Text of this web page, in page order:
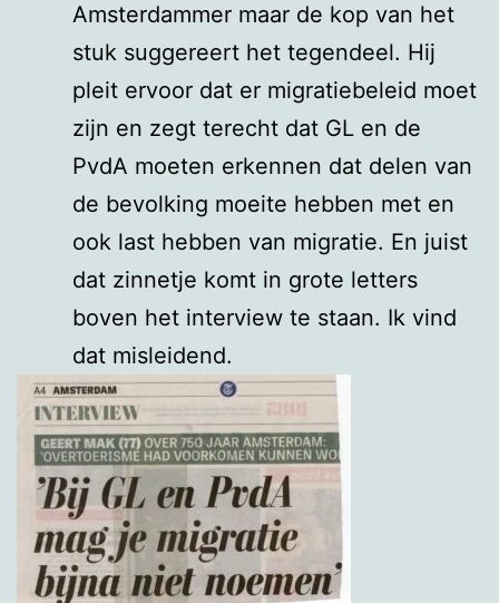
Amsterdammer maar de kop van het
stuk suggereert het tegendeel. Hij
pleit ervoor dat er migratiebeleid moet
zijn en zegt terecht dat GL en de
PvdA moeten erkennen dat delen van
de bevolking moeite hebben met en
ook last hebben van migratie. En juist
dat zinnetje komt in grote letters
boven het interview te staan. Ik vind
dat misleidend.